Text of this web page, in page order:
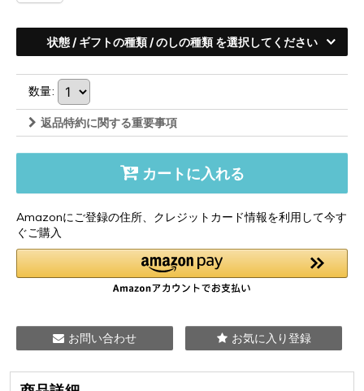
状態 / ギフトの種類 / のしの種類 を選択してください
数量:
返品特約に関する重要事項
カートに入れる
Amazonにご登録の住所、クレジットカード情報を利用して今す
ぐご購入
お問い合わせ お気に入り登録